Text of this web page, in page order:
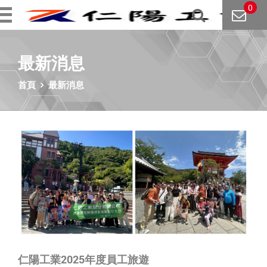
0
最新消息
首頁 最新消息
仁陽工業2025年度員工旅遊